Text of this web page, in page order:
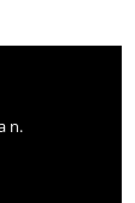
n.